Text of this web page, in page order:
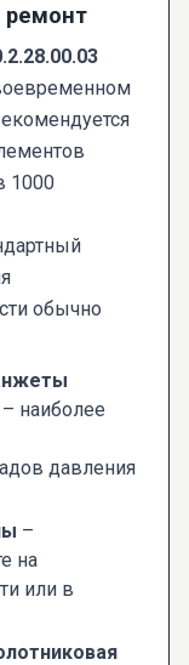
ремонт
1000
обычно
наиболее
давления
–
на
или в